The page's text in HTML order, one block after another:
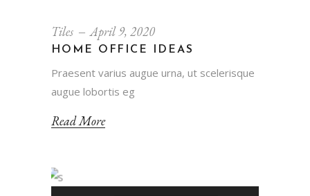
Tiles April 9, 2020
HOME OFFICE IDEAS
Praesent varius augue urna, ut scelerisque
augue lobortis eg
Read More